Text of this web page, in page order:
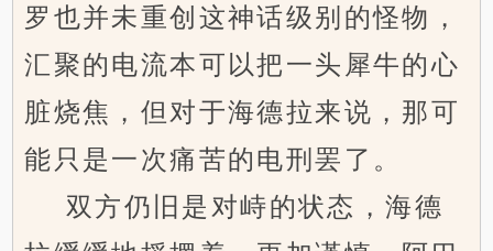
罗也并未重创这神话级别的怪物，
汇聚的电流本可以把一头犀牛的心
脏烧焦，但对于海德拉来说，那可
能只是一次痛苦的电刑罢了。
双方仍旧是对峙的状态，海德